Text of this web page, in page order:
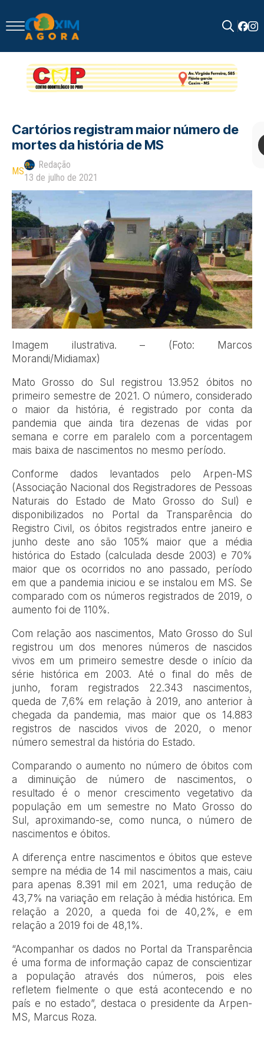
for:
Cartórios registram maior número de
mortes da história de MS
MS
Redação
13 de julho de 2021
Imagem ilustrativa. – (Foto: Marcos
Morandi/Midiamax)
Mato Grosso do Sul registrou 13.952 óbitos no
primeiro semestre de 2021. O número, considerado
o maior da história, é registrado por conta da
pandemia que ainda tira dezenas de vidas por
semana e corre em paralelo com a porcentagem
mais baixa de nascimentos no mesmo período.
Conforme dados levantados pelo Arpen-MS
(Associação Nacional dos Registradores de Pessoas
Naturais do Estado de Mato Grosso do Sul) e
disponibilizados no Portal da Transparência do
Registro Civil, os óbitos registrados entre janeiro e
junho deste ano são 105% maior que a média
histórica do Estado (calculada desde 2003) e 70%
maior que os ocorridos no ano passado, período
em que a pandemia iniciou e se instalou em MS. Se
comparado com os números registrados de 2019, o
aumento foi de 110%.
Com relação aos nascimentos, Mato Grosso do Sul
registrou um dos menores números de nascidos
vivos em um primeiro semestre desde o início da
série histórica em 2003. Até o final do mês de
junho, foram registrados 22.343 nascimentos,
queda de 7,6% em relação à 2019, ano anterior à
chegada da pandemia, mas maior que os 14.883
registros de nascidos vivos de 2020, o menor
número semestral da história do Estado.
Comparando o aumento no número de óbitos com
a diminuição de número de nascimentos, o
resultado é o menor crescimento vegetativo da
população em um semestre no Mato Grosso do
Sul, aproximando-se, como nunca, o número de
nascimentos e óbitos.
A diferença entre nascimentos e óbitos que esteve
sempre na média de 14 mil nascimentos a mais, caiu
para apenas 8.391 mil em 2021, uma redução de
43,7% na variação em relação à média histórica. Em
relação a 2020, a queda foi de 40,2%, e em
relação a 2019 foi de 48,1%.
“Acompanhar os dados no Portal da Transparência
é uma forma de informação capaz de conscientizar
a população através dos números, pois eles
refletem fielmente o que está acontecendo e no
país e no estado”, destaca o presidente da Arpen-
MS, Marcus Roza.